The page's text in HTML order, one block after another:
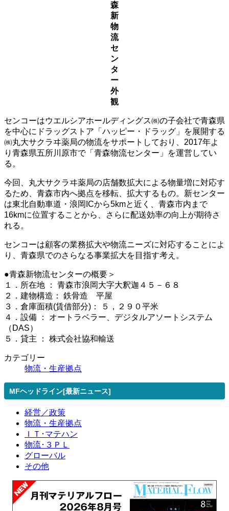
森
新
物
流
セ
ン
タ
ー
外
観
センコーはウエルシアホールディングス㈱の子会社で青森県
を中心にドラッグストア「ハッピー・ドラッグ」を展開する
㈱丸大サクラヰ薬局の物流をサポートしており、2017年よ
り青森県五所川原市で「青森物流センター」を運営してい
る。
今回、丸大サクラヰ薬局の店舗数拡大による物量増に対応す
るため、青森市内へ拠点を移転、拡大するもの。新センター
は東北自動車道・浪岡ICから5kmと近く、青森市内まで
16kmに位置することから、さらに配送効率の向上が期待さ
れる。
センコーは顧客の業務拡大や物流ニーズに対応することによ
り、青森県でのさらなる事業拡大を目指す考え。
●青森新物流センターの概要＞
１．所在地 ： 青森市浪岡大字大釈迦４５－６８
２．建物構造： 鉄骨造 平屋
３．倉庫面積(賃借部分)： ５，２９０平米
４．設備 ： オートラベラー、デジタルアソートシステム
（DAS）
５．貸主 ： 株式会社協和輸送
カテゴリー
物流・生産拠点
MFヘッドライン[最新ニュース]
経営／政策
物流・生産拠点
ＩＴ･マテハン
物流･３ＰＬ
グローバル
その他